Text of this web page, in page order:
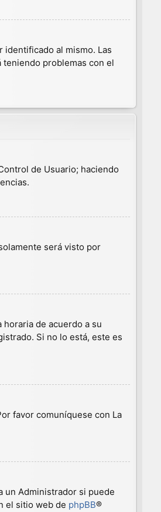
identificado al mismo. Las
problemas con el
de Usuario; haciendo
será visto por
de acuerdo a su
Si no lo está, este es
favor comuníquese con La
un Administrador si puede
el sitio web de phpBB®